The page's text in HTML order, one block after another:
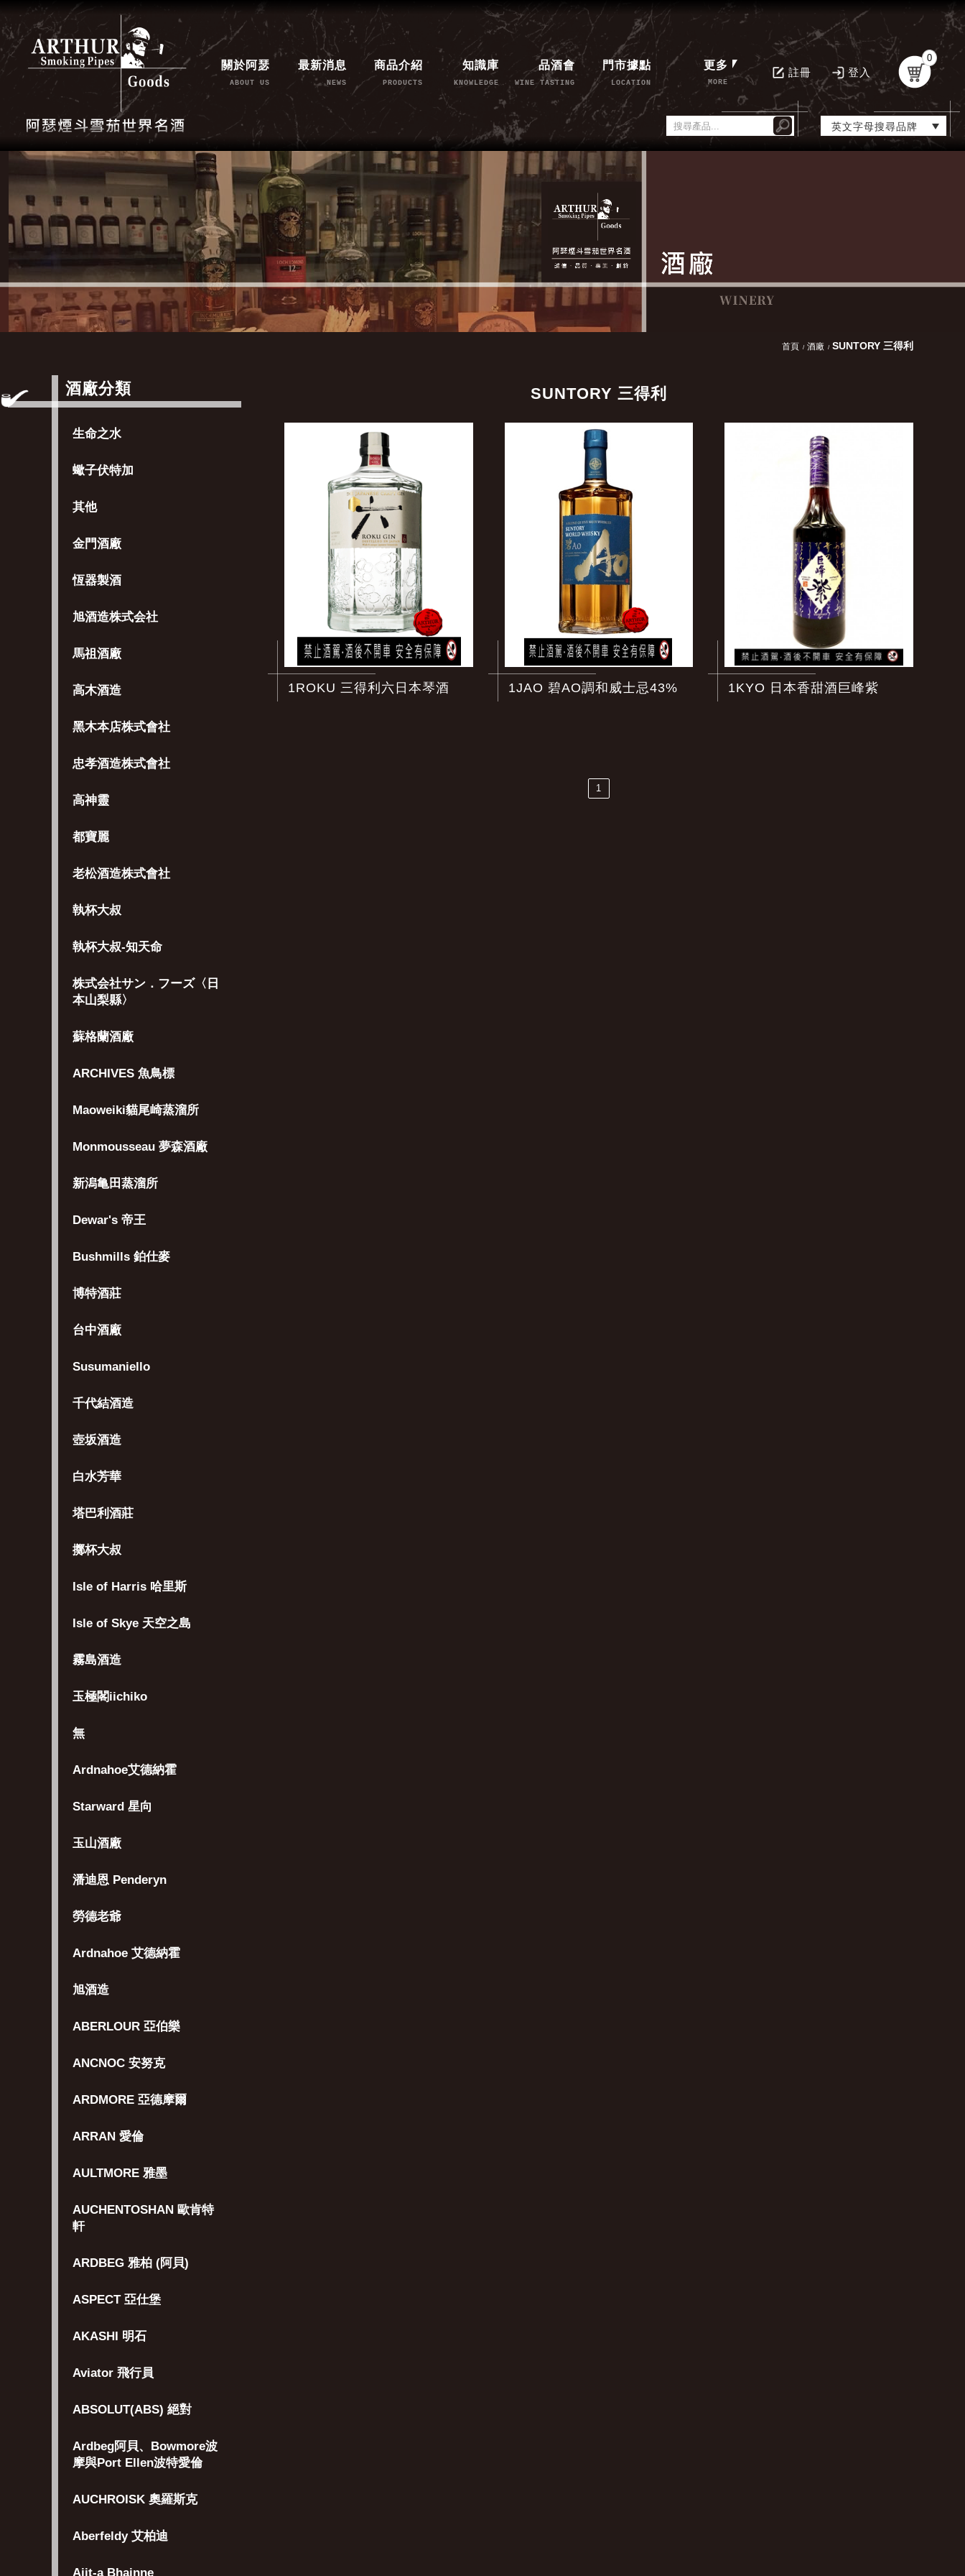
關於阿瑟
ABOUT US
最新消息
NEWS
商品介紹
PRODUCTS
知識庫
KNOWLEDGE
品酒會
WINE TASTING
門市據點
LOCATION
更多
MORE
註冊 登入
0
英文字母搜尋品牌
首頁 酒廠 SUNTORY 三得利
酒廠分類
生命之水
蠍子伏特加
其他
金門酒廠
恆器製酒
旭酒造株式会社
馬祖酒廠
高木酒造
黑木本店株式會社
忠孝酒造株式會社
高神靈
都寶麗
老松酒造株式會社
執杯大叔
執杯大叔-知天命
株式会社サン．フーズ〈日
本山梨縣〉
蘇格蘭酒廠
ARCHIVES 魚鳥標
Maoweiki貓尾崎蒸溜所
Monmousseau 夢森酒廠
新潟亀田蒸溜所
Dewar's 帝王
Bushmills 鉑仕麥
博特酒莊
台中酒廠
Susumaniello
千代結酒造
壺坂酒造
白水芳華
塔巴利酒莊
擲杯大叔
Isle of Harris 哈里斯
Isle of Skye 天空之島
霧島酒造
玉極閣iichiko
無
Ardnahoe艾德納霍
Starward 星向
玉山酒廠
潘迪恩 Penderyn
勞德老爺
Ardnahoe 艾德納霍
旭酒造
ABERLOUR 亞伯樂
ANCNOC 安努克
ARDMORE 亞德摩爾
ARRAN 愛倫
AULTMORE 雅墨
AUCHENTOSHAN 歐肯特
軒
ARDBEG 雅柏 (阿貝)
ASPECT 亞仕堡
AKASHI 明石
Aviator 飛行員
ABSOLUT(ABS) 絕對
Ardbeg阿貝、Bowmore波
摩與Port Ellen波特愛倫
AUCHROISK 奧羅斯克
Aberfeldy 艾柏迪
Aiit-a Bhainne
SUNTORY 三得利
1ROKU 三得利六日本琴酒 1JAO 碧AO調和威士忌43% 1KYO 日本香甜酒巨峰紫
1